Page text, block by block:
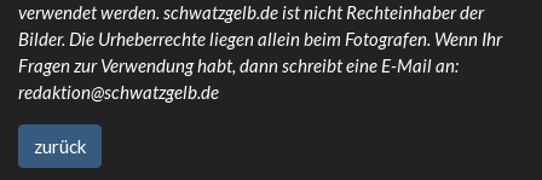
verwendet werden. schwatzgelb.de ist nicht Rechteinhaber der
Bilder. Die Urheberrechte liegen allein beim Fotografen. Wenn Ihr
Fragen zur Verwendung habt, dann schreibt eine E-Mail an:
redaktion@schwatzgelb.de
zurück